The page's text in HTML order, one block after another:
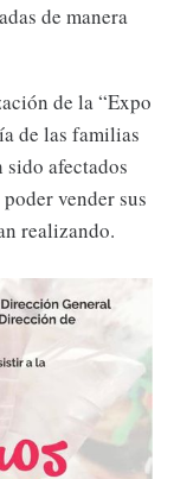
de manera
de la “Expo
de las familias
sido afectados
vender sus
realizando.